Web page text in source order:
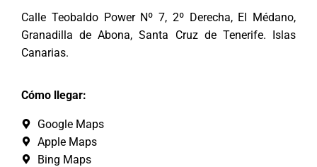
Calle Teobaldo Power Nº 7, 2º Derecha, El Médano,
Granadilla de Abona, Santa Cruz de Tenerife. Islas
Canarias.
Cómo llegar:
Google Maps
Apple Maps
Bing Maps